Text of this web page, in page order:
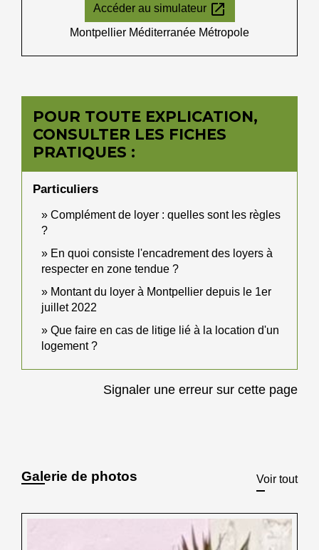
Accéder au simulateur open_in_new
Montpellier Méditerranée Métropole
POUR TOUTE EXPLICATION,
CONSULTER LES FICHES
PRATIQUES :
Particuliers
Complément de loyer : quelles sont les règles
?
En quoi consiste l'encadrement des loyers à
respecter en zone tendue ?
Montant du loyer à Montpellier depuis le 1er
juillet 2022
Que faire en cas de litige lié à la location d'un
logement ?
Signaler une erreur sur cette page
Galerie de photos Voir tout